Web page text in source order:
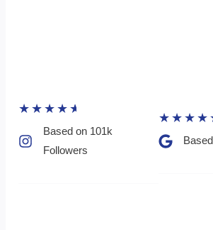
★ ★ ★ ★ ★
Based on 101k
Followers​
★ ★ ★ ★